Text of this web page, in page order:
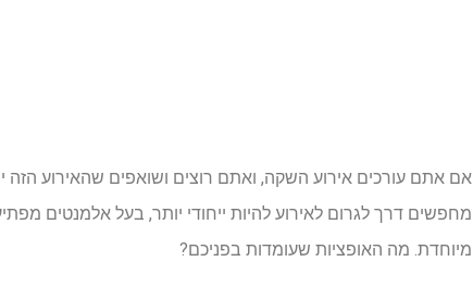
אם אתם עורכים אירוע השקה, ואתם רוצים ושואפים שהאירוע
מחפשים דרך לגרום לאירוע להיות ייחודי יותר, בעל אלמנטים
מיוחדת. מה האופציות שעומדות בפניכם?